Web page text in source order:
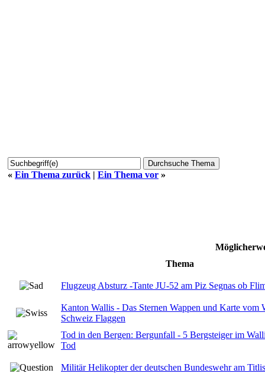
« Ein Thema zurück | Ein Thema vor »
Thema
Flugzeug Absturz -Tante JU-52 am Piz Segnas ob
Kanton Wallis - Das Sternen Wappen und Karte vom
Schweiz Flaggen
Tod in den Bergen: Bergunfall - 5 Bergsteiger im
Tod
Militär Helikopter der deutschen Bundeswehr am